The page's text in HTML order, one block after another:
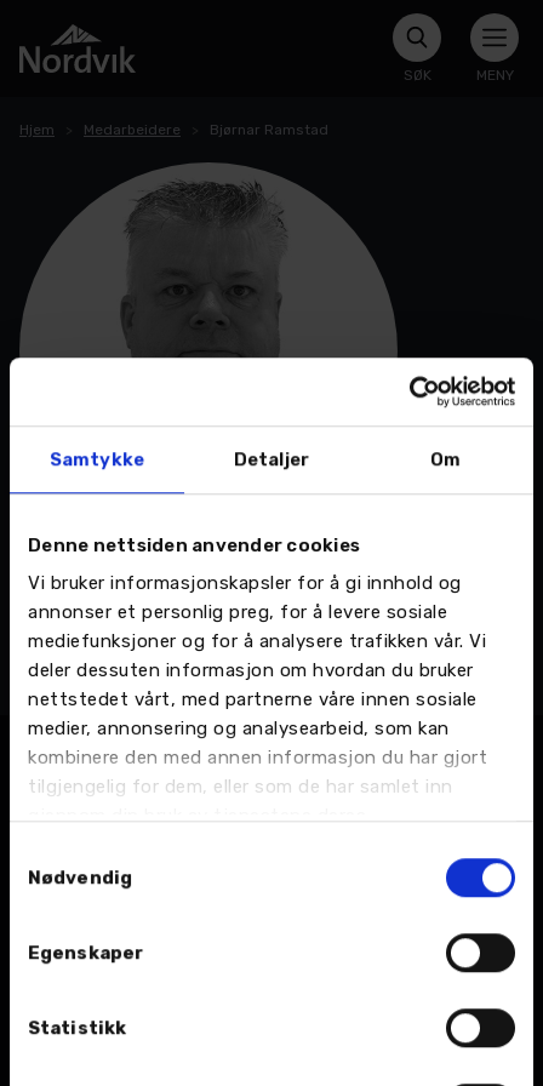
Samtykke Detaljer Om
Denne nettsiden anvender cookies
Vi bruker informasjonskapsler for å gi innhold og
annonser et personlig preg, for å levere sosiale
mediefunksjoner og for å analysere trafikken vår. Vi
deler dessuten informasjon om hvordan du bruker
nettstedet vårt, med partnerne våre innen sosiale
medier, annonsering og analysearbeid, som kan
kombinere den med annen informasjon du har gjort
tilgjengelig for dem, eller som de har samlet inn
gjennom din bruk av tjenestene deres.
Nødvendig
Egenskaper
Statistikk
SØK MENY
Hjem Medarbeidere Bjørnar Ramstad
Namsos - Industriveien 8, Kunderådgivere
74 22 67 00
Send en e-post